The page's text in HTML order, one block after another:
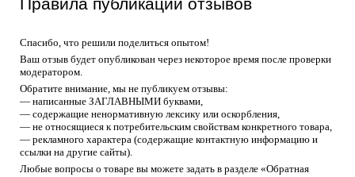
Спасибо, что решили поделиться опытом!
Ваш отзыв будет опубликован через некоторое время после проверки
модератором.
Обратите внимание, мы не публикуем отзывы:
— написанные ЗАГЛАВНЫМИ буквами,
— содержащие ненормативную лексику или оскорбления,
— не относящиеся к потребительским свойствам конкретного товара,
— рекламного характера (содержащие контактную информацию и
ссылки на другие сайты).
Любые вопросы о товаре вы можете задать в разделе «Обратная